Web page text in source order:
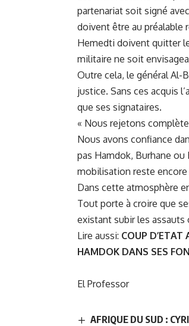
partenariat soit signé
doivent être au préalable
Hemedti doivent quitter
militaire ne soit
Outre cela, le général Al-
justice. Sans ces acquis
que ses signataires.
« Nous rejetons
Nous avons confiance
pas Hamdok, Burhane
mobilisation reste
Dans cette atmosphère
Tout porte à croire que
existant subir les
Lire aussi: COUP
HAMDOK DANS SES
El Professor
AFRIQUE DU SUD :